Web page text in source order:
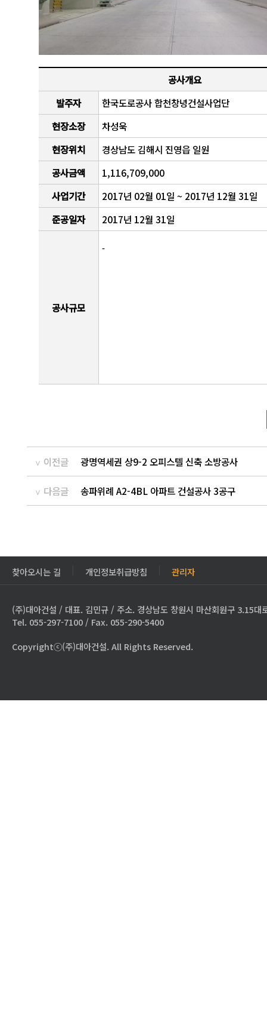
공사개요
발주자
한국도로공사 합천창녕건설사업단
현장소장
차성욱
현장위치
경상남도 김해시 진영읍 일원
공사금액
1,116,709,000
사업기간
2017년 02월 01일 ~ 2017년 12월 31일
준공일자
2017년 12월 31일
공사규모
-
이전글 광명역세권 상9-2 오피스텔 신축 소방공사
다음글 송파위례 A2-4BL 아파트 건설공사 3공구
찾아오시는 길 개인정보취급방침 관리자
(주)대아건설 / 대표. 김민규 / 주소. 경상남도 창원시 마산회원구 3.15대
Tel. 055-297-7100 / Fax. 055-290-5400
Copyrightⓒ(주)대아건설. All Rights Reserved.